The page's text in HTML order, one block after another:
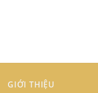
GIỚI THIỆU